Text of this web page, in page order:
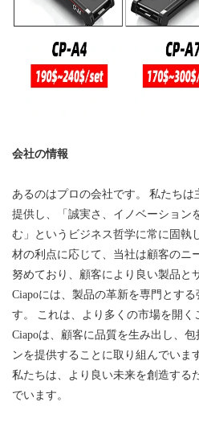
会社の情報
あるのはプロの会社です。 私たち
提供し、「誠実さ、イノベーション
む」というビジネス哲学に常に固執
材の利点に応じて、当社は顧客のニ
努めており、顧客により良い製品と
Ciapoには、製品の革新を専門とす
す。 これは、より多くの市場を開く
Ciapoは、顧客に品質を生み出し、
ンを提供することに取り組んでいま
私たちは、より良い未来を創造する
でいます。